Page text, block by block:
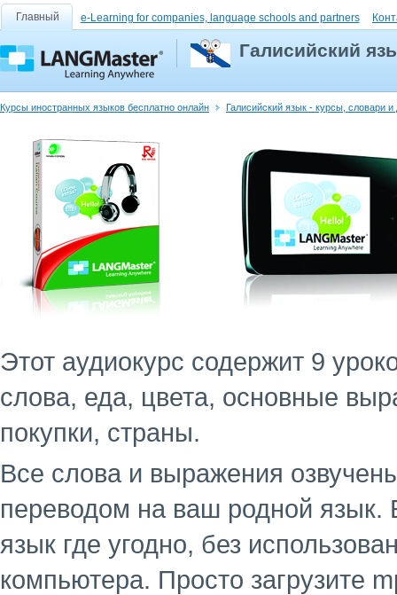
Главный e-Learning for companies, language schools and partners
Галисийский
Курсы иностранных языков бесплатно онлайн Галисийский язык - курсы, словари и
Этот аудиокурс содержит 9
слова, еда, цвета, основные
покупки, страны.
Все слова и выражения
переводом на ваш родной язык.
язык где угодно, без
компьютера. Просто загрузите